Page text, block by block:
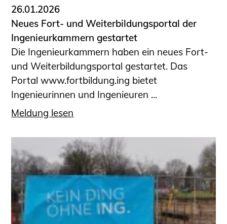
26.01.2026
Neues Fort- und Weiterbildungsportal der
Ingenieurkammern gestartet
Die Ingenieurkammern haben ein neues Fort-
und Weiterbildungsportal gestartet. Das
Portal www.fortbildung.ing bietet
Ingenieurinnen und Ingenieuren ...
Meldung lesen